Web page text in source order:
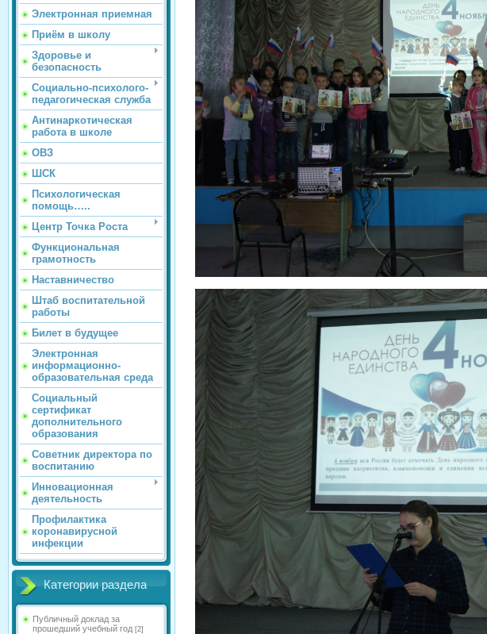
Электронная приемная
Приём в школу
Здоровье и
безопасность
Социально-психолого-
педагогическая служба
Антинаркотическая
работа в школе
ОВЗ
ШСК
Психологическая
помощь…..
Центр Точка Роста
Функциональная
грамотность
Наставничество
Штаб воспитательной
работы
Билет в будущее
Электронная
информационно-
образовательная среда
Социальный
сертификат
дополнительного
образования
Советник директора по
воспитанию
Инновационная
деятельность
Профилактика
коронавирусной
инфекции
Категории раздела
Публичный доклад за
прошедший учебный год [2]